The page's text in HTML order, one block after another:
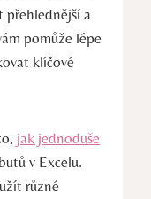
přehlednější a
pomůže lépe
klíčové
jak jednoduše
v Excelu.
různé